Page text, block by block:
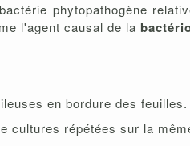
phytopathogène
l'agent causal de la
en bordure des feuilles.
cultures répétées sur la